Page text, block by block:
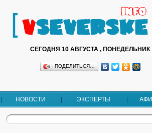
СЕГОДНЯ 10 АВГУСТА , ПОНЕДЕЛЬНИК
ПОДЕЛИТЬСЯ…
НОВОСТИ ЭКСПЕРТЫ